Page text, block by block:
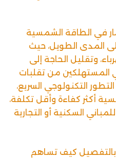
في الطاقة الشمسية
المدى الطويل، حيث
وتقليل الحاجة إلى
المستهلكين من تقلبات
التكنولوجي السريع،
أكثر كفاءة وأقل تكلفة،
السكنية أو التجارية
كيف تساهم